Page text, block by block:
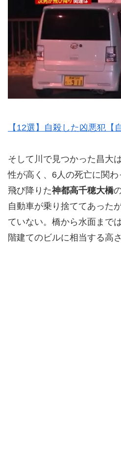
【12選】自殺した凶悪犯【
そして川で見つかった昌大
性が高く、6人の死亡に関わ
飛び降りた神都高千穂大橋
自動車が乗り捨ててあった
ていない。橋から水面まで
階建てのビルに相当する高